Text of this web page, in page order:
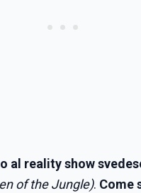
al reality show
of the Jungle). Come